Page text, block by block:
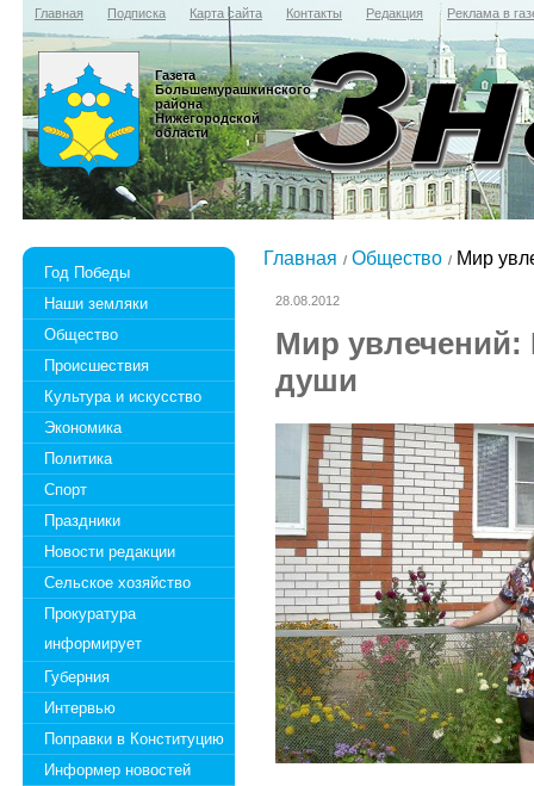
Главная Подписка Карта сайта Контакты Редакция Реклама в
Газета
Большемурашкинского
района
Нижегородской
области
Год Победы
Наши земляки
Общество
Происшествия
Культура и искусство
Экономика
Политика
Спорт
Праздники
Новости редакции
Сельское хозяйство
Прокуратура
информирует
Губерния
Интервью
Поправки в Конституцию
Информер новостей
Главная Общество Мир
28.08.2012
Мир увлечений:
души